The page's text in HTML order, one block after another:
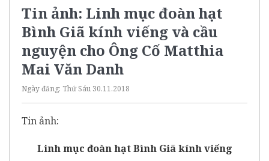
Tin ảnh: Linh mục đoàn hạt
Bình Giã kính viếng và cầu
nguyện cho Ông Cố Matthia
Mai Văn Danh
Ngày đăng: Thứ Sáu 30.11.2018
Tin ảnh:
Linh mục đoàn hạt Bình Giã kính viếng